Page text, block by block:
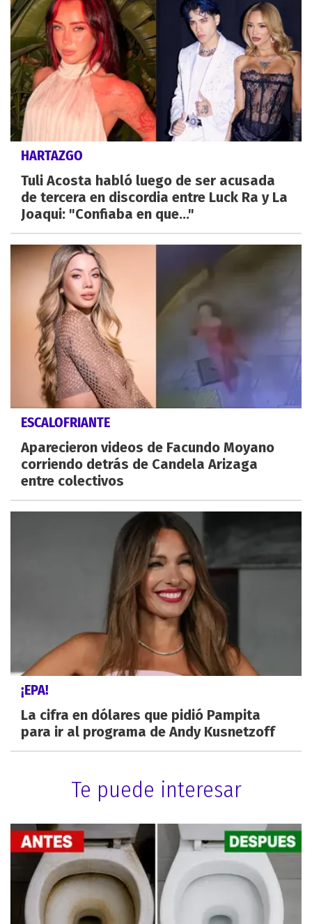
HARTAZGO
Tuli Acosta habló luego de ser acusada
de tercera en discordia entre Luck Ra y La
Joaqui: "Confiaba en que..."
ESCALOFRIANTE
Aparecieron videos de Facundo Moyano
corriendo detrás de Candela Arizaga
entre colectivos
¡EPA!
La cifra en dólares que pidió Pampita
para ir al programa de Andy Kusnetzoff
Te puede interesar